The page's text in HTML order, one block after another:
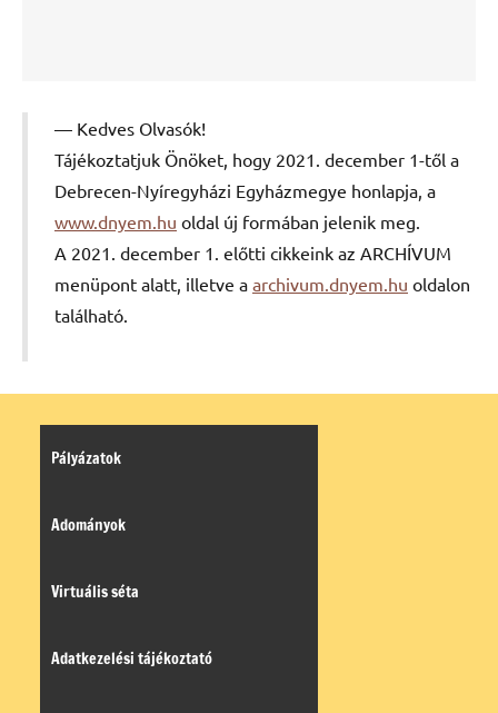
Kedves Olvasók!
Tájékoztatjuk Önöket, hogy 2021. december 1-től a
Debrecen-Nyíregyházi Egyházmegye honlapja, a
www.dnyem.hu oldal új formában jelenik meg.
A 2021. december 1. előtti cikkeink az ARCHÍVUM
menüpont alatt, illetve a archivum.dnyem.hu oldalon
található.
Pályázatok
Adományok
Virtuális séta
Adatkezelési tájékoztató